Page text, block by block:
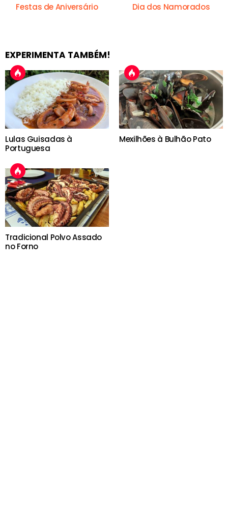
Festas de Aniversário Dia dos Namorados
EXPERIMENTA TAMBÉM!
Lulas Guisadas à
Portuguesa
Mexilhões à Bulhão Pato
Tradicional Polvo Assado
no Forno